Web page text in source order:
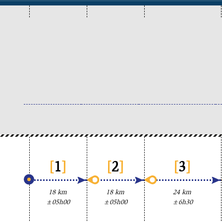
[1]
18 km
±05h00
[2]
18 km
±05h00
[3]
24 km
±6h30